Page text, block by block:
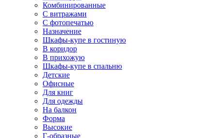
Комбинированные
С витражами
С фотопечатью
Назначение
Шкафы-купе в гостиную
В коридор
В прихожую
Шкафы-купе в спальню
Детские
Офисные
Для книг
Для одежды
На балкон
Форма
Высокие
Г-образные